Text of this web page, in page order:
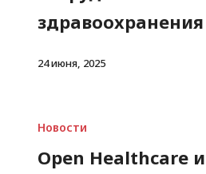
здравоохранения
24 июня, 2025
Новости
Open Healthcare